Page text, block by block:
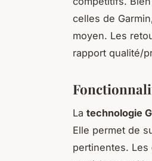
celles de
moyen. Les
rapport qualité/
La technologie
Elle permet de
pertinentes. Les